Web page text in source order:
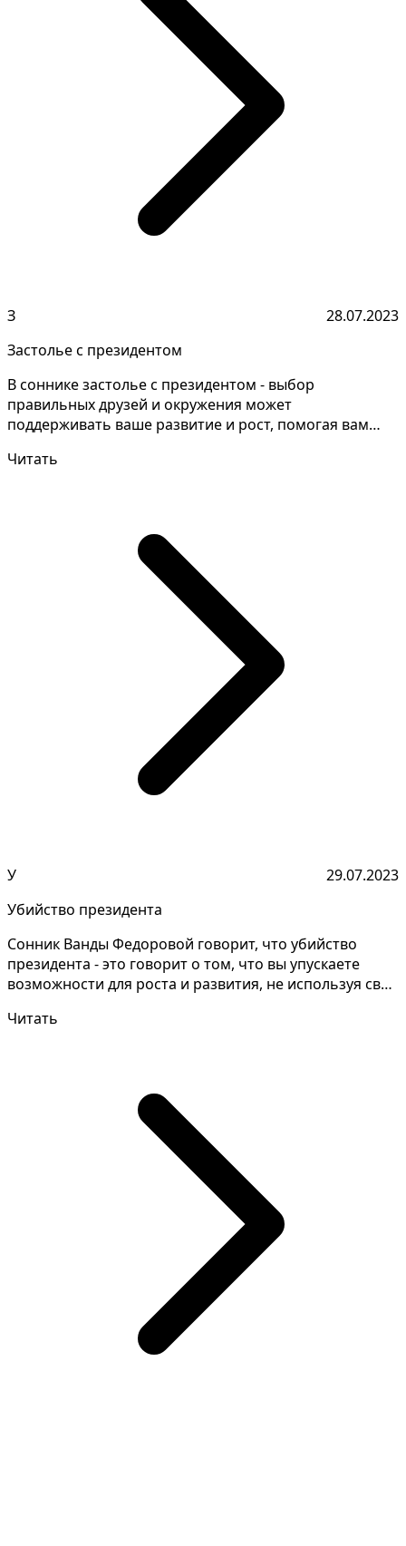
З
28.07.2023
Застолье с президентом
В соннике застолье с президентом - выбор
правильных друзей и окружения может
поддерживать ваше развитие и рост, помогая вам
Читать
У
29.07.2023
Убийство президента
Сонник Ванды Федоровой говорит, что убийство
президента - это говорит о том, что вы упускаете
возможности для роста и развития, не используя свой
Читать